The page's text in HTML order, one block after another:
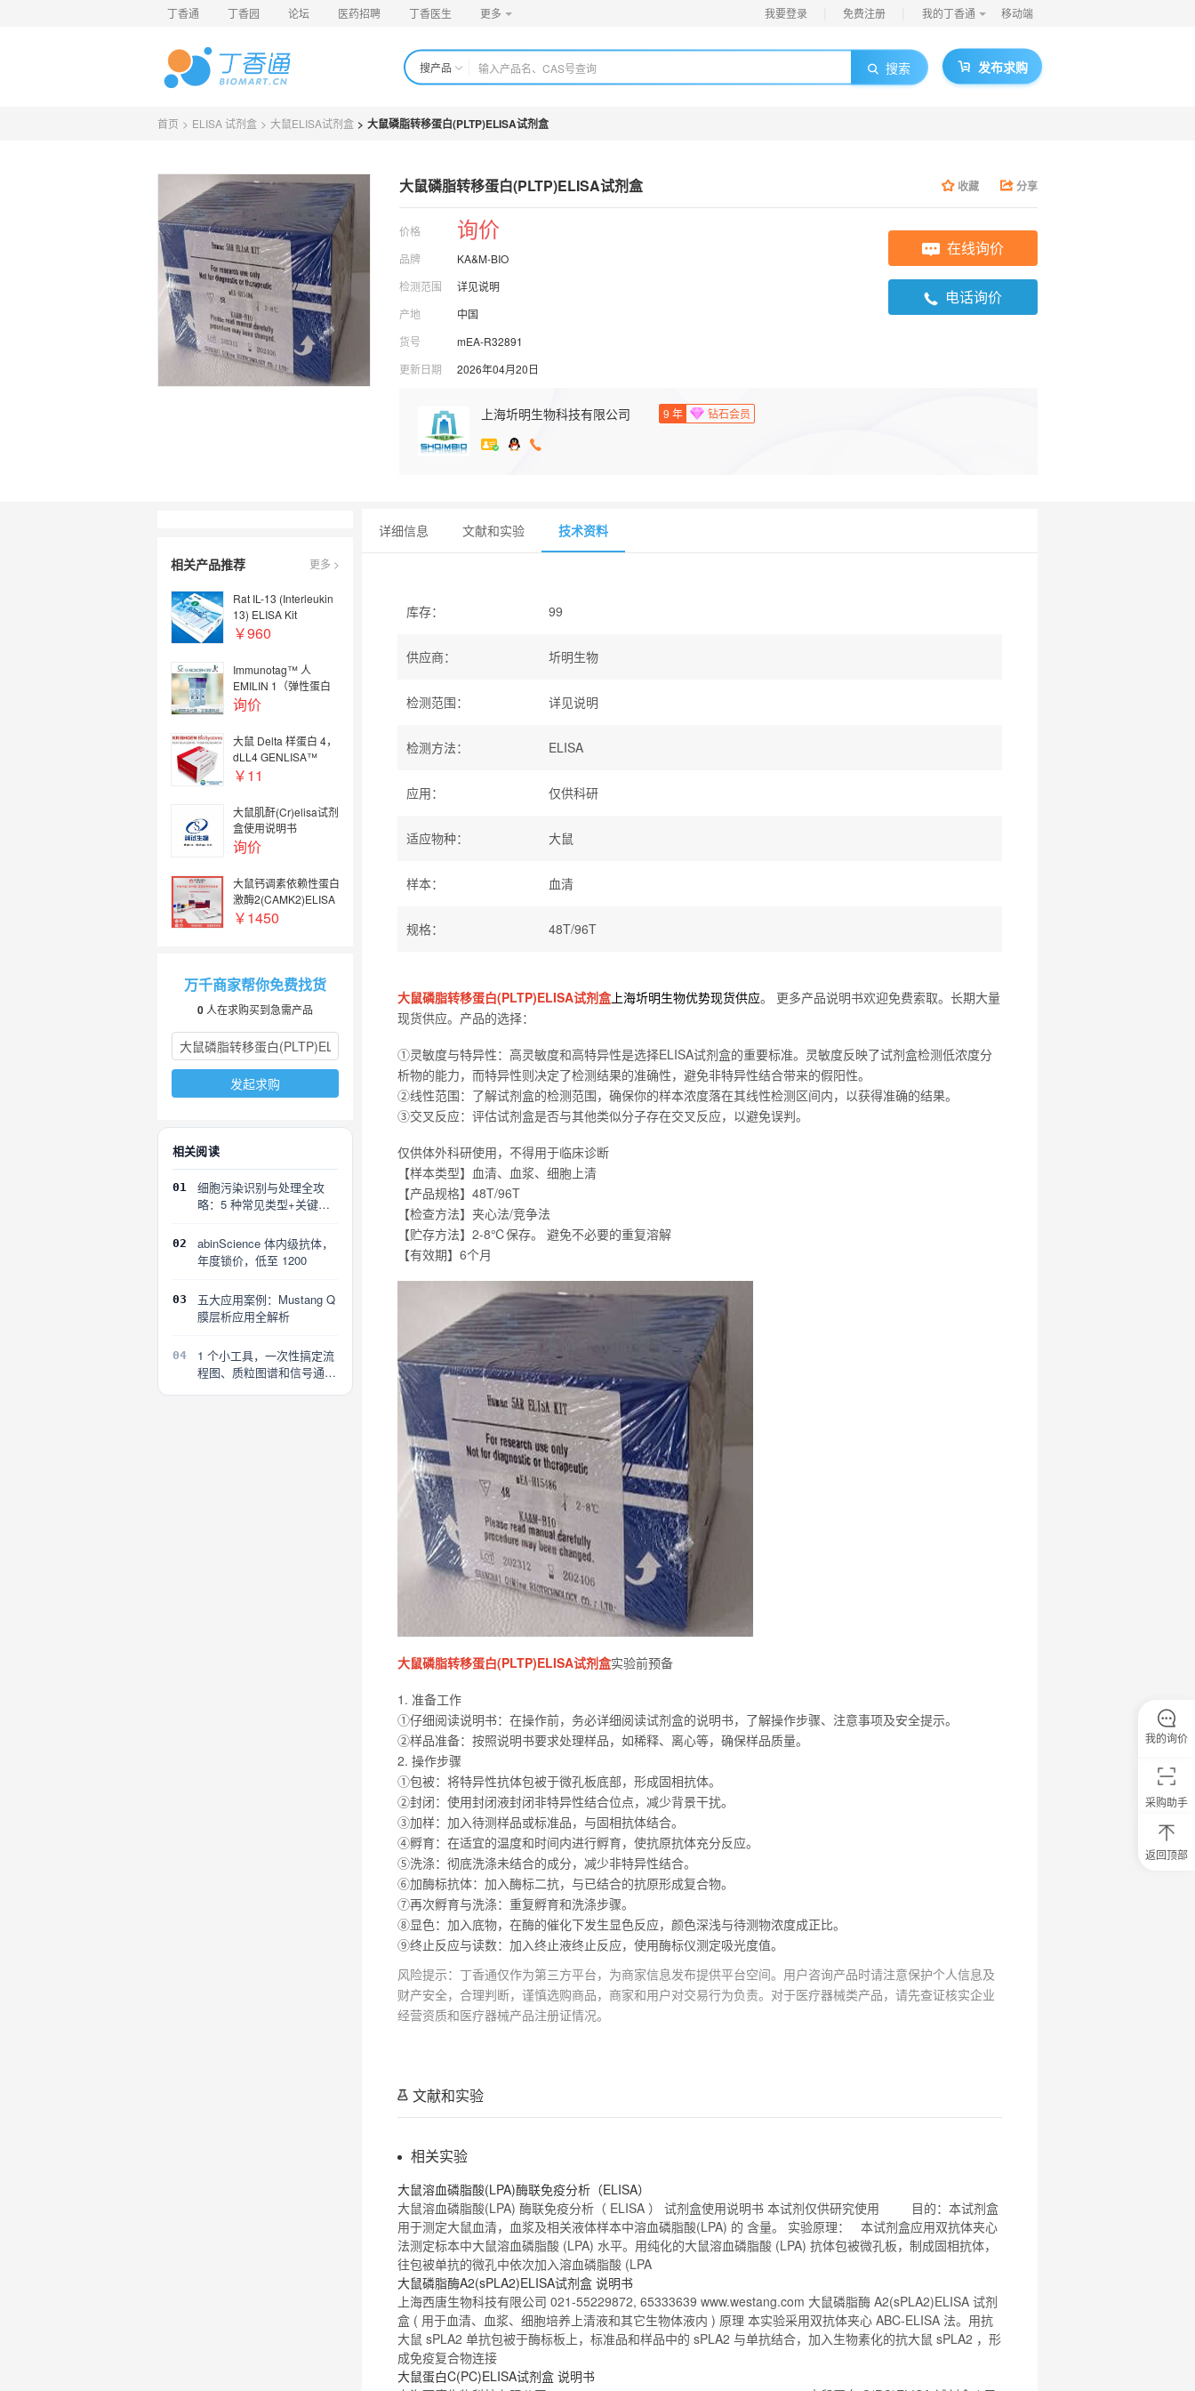
丁香通 丁香园 论坛 医药招聘 丁香医生 更多 我要登录 免费注册 我的丁香通 移动端
搜产品 搜索 发布求购
首页 > ELISA 试剂盒 > 大鼠ELISA试剂盒 > 大鼠磷脂转移蛋白(PLTP)ELISA试剂盒
大鼠磷脂转移蛋白(PLTP)ELISA试剂盒 收藏 分享
价格 询价
品牌
KA&M-BIO
检测范围
详见说明
产地
中国
货号
mEA-R32891
更新日期
2026年04月20日
在线询价
电话询价
上海圻明生物科技有限公司 9 年 钻石会员
相关产品推荐 更多 >
Rat IL-13 (Interleukin
13) ELISA Kit
￥960
Immunotag™ 人
EMILIN 1（弹性蛋白
微纤维界面定位蛋白
ELISA|Immunotag™
Human EMILIN 1
(Elastin Microfibril
Interface Located
询价
大鼠 Delta 样蛋白 4，
dLL4 GENLISA™
ELISA试剂盒|Rat
dLL4 GENLISA™
ELISA
￥11
大鼠肌酐(Cr)elisa试剂
盒使用说明书
询价
大鼠钙调素依赖性蛋白
激酶2(CAMK2)ELISA
试剂盒
￥1450
万千商家帮你免费找货
0 人在求购买到急需产品
发起求购
相关阅读
01
细胞污染识别与处理全攻
略：5 种常见类型+关键误
02
abinScience 体内级抗体，
年度锁价，低至 1200
03
五大应用案例：Mustang Q
膜层析应用全解析
04
1 个小工具，一次性搞定流
程图、质粒图谱和信号通路
详细信息 文献和实验 技术资料
库存： 99
供应商： 圻明生物
检测范围： 详见说明
检测方法： ELISA
应用： 仅供科研
适应物种： 大鼠
样本： 血清
规格： 48T/96T
大鼠磷脂转移蛋白(PLTP)ELISA试剂盒上海圻明生物优势现货供应。 更多产品说明书欢迎免费索取。长期大量
现货供应。产品的选择：
①灵敏度与特异性：高灵敏度和高特异性是选择ELISA试剂盒的重要标准。灵敏度反映了试剂盒检测低浓度分
析物的能力，而特异性则决定了检测结果的准确性，避免非特异性结合带来的假阳性。
②线性范围：了解试剂盒的检测范围，确保你的样本浓度落在其线性检测区间内，以获得准确的结果。
③交叉反应：评估试剂盒是否与其他类似分子存在交叉反应，以避免误判。
仅供体外科研使用，不得用于临床诊断
【样本类型】血清、血浆、细胞上清
【产品规格】48T/96T
【检查方法】夹心法/竞争法
【贮存方法】2-8℃保存。 避免不必要的重复溶解
【有效期】6个月
大鼠磷脂转移蛋白(PLTP)ELISA试剂盒实验前预备
1. 准备工作
①仔细阅读说明书：在操作前，务必详细阅读试剂盒的说明书，了解操作步骤、注意事项及安全提示。
②样品准备：按照说明书要求处理样品，如稀释、离心等，确保样品质量。
2. 操作步骤
①包被：将特异性抗体包被于微孔板底部，形成固相抗体。
②封闭：使用封闭液封闭非特异性结合位点，减少背景干扰。
③加样：加入待测样品或标准品，与固相抗体结合。
④孵育：在适宜的温度和时间内进行孵育，使抗原抗体充分反应。
⑤洗涤：彻底洗涤未结合的成分，减少非特异性结合。
⑥加酶标抗体：加入酶标二抗，与已结合的抗原形成复合物。
⑦再次孵育与洗涤：重复孵育和洗涤步骤。
⑧显色：加入底物，在酶的催化下发生显色反应，颜色深浅与待测物浓度成正比。
⑨终止反应与读数：加入终止液终止反应，使用酶标仪测定吸光度值。
风险提示：丁香通仅作为第三方平台，为商家信息发布提供平台空间。用户咨询产品时请注意保护个人信息及
财产安全，合理判断，谨慎选购商品，商家和用户对交易行为负责。对于医疗器械类产品，请先查证核实企业
经营资质和医疗器械产品注册证情况。
文献和实验
相关实验
大鼠溶血磷脂酸(LPA)酶联免疫分析（ELISA）
大鼠溶血磷脂酸(LPA) 酶联免疫分析（ ELISA ） 试剂盒使用说明书 本试剂仅供研究使用 目的：本试剂盒
用于测定大鼠 血清，血浆及相关液体样本中溶血磷脂酸(LPA) 的 含量。 实验原理： 本试剂盒应用双抗体夹心
法测定标本中大鼠溶血磷脂酸 (LPA) 水平。用纯化的大鼠溶血磷脂酸 (LPA) 抗体包被微孔板，制成固相抗体，
往包被单抗的微孔中依次加入溶血磷脂酸 (LPA
大鼠磷脂酶A2(sPLA2)ELISA试剂盒 说明书
上海西唐生物科技有限公司 021-55229872, 65333639 www.westang.com 大鼠磷脂酶 A2(sPLA2)ELISA 试剂
盒 ( 用于血清、血浆、细胞培养上清液和其它生物体液内 ) 原理 本实验采用双抗体夹心 ABC-ELISA 法。用抗
大鼠 sPLA2 单抗包被于酶标板上，标准品和样品中的 sPLA2 与单抗结合，加入生物素化的抗大鼠 sPLA2 ，形
成免疫复合物连接
大鼠蛋白C(PC)ELISA试剂盒 说明书
采购助手
返回顶部
我的询价